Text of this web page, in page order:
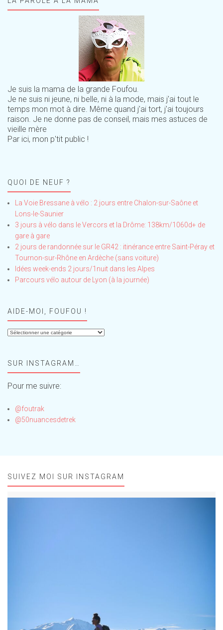
Je suis la mama de la grande Foufou.
Je ne suis ni jeune, ni belle, ni à la mode, mais j'ai tout le
temps mon mot à dire. Même quand j'ai tort, j'ai toujours
raison. Je ne donne pas de conseil, mais mes astuces de
vieille mère
Par ici, mon p'tit public !
QUOI DE NEUF ?
La Voie Bressane à vélo : 2 jours entre Chalon-sur-Saône et
Lons-le-Saunier
3 jours à vélo dans le Vercors et la Drôme: 138km/1060d+ de
gare à gare
2 jours de randonnée sur le GR42 : itinérance entre Saint-Péray et
Tournon-sur-Rhône en Ardèche (sans voiture)
Idées week-ends 2 jours/1nuit dans les Alpes
Parcours vélo autour de Lyon (à la journée)
AIDE-MOI, FOUFOU !
Aide-
!SUR INSTAGRAM…
Pour me suivre:
@foutrak
@50nuancesdetrek
SUIVEZ MOI SUR INSTAGRAM